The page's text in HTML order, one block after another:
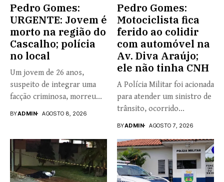
Pedro Gomes:
URGENTE: Jovem é
morto na região do
Cascalho; polícia
no local
Um jovem de 26 anos,
suspeito de integrar uma
facção criminosa, morreu...
BYADMIN AGOSTO 8, 2026
Pedro Gomes:
Motociclista fica
ferido ao colidir
com automóvel na
Av. Diva Araújo;
ele não tinha CNH
A Polícia Militar foi acionada
para atender um sinistro de
trânsito, ocorrido...
BYADMIN AGOSTO 7, 2026